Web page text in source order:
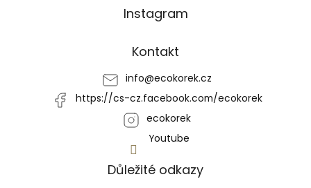
Instagram
Kontakt
info@ecokorek.cz
https://cs-cz.facebook.com/ecokorek
ecokorek
Youtube
Důležité odkazy